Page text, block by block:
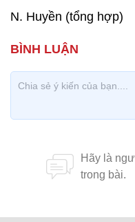
N. Huyền (tổng hợp)